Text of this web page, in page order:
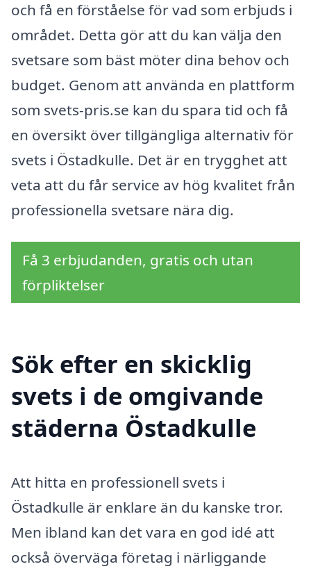
och få en förståelse för vad som erbjuds i
området. Detta gör att du kan välja den
svetsare som bäst möter dina behov och
budget. Genom att använda en plattform
som svets-pris.se kan du spara tid och få
en översikt över tillgängliga alternativ för
svets i Östadkulle. Det är en trygghet att
veta att du får service av hög kvalitet från
professionella svetsare nära dig.
Få 3 erbjudanden, gratis och utan
förpliktelser
Sök efter en skicklig
svets i de omgivande
städerna Östadkulle
Att hitta en professionell svets i
Östadkulle är enklare än du kanske tror.
Men ibland kan det vara en god idé att
också överväga företag i närliggande